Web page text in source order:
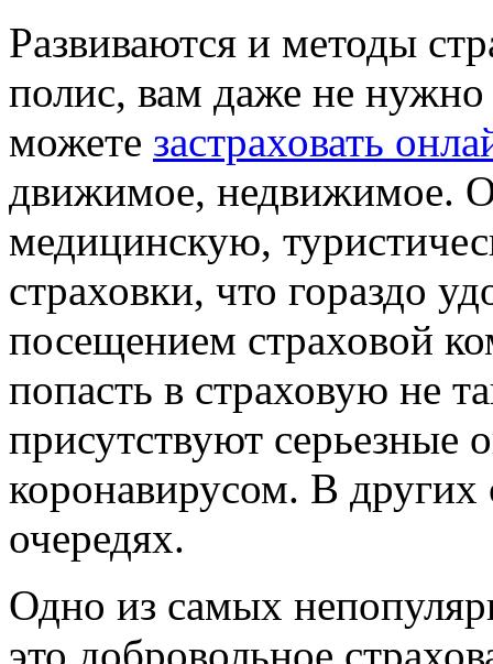
Развиваются и методы
полис, вам даже не
можете застраховать
движимое, недвижимое.
медицинскую,
страховки, что гораздо
посещением страховой
попасть в страховую не
присутствуют серьезные
коронавирусом. В других
очередях.
Одно из самых
это добровольное